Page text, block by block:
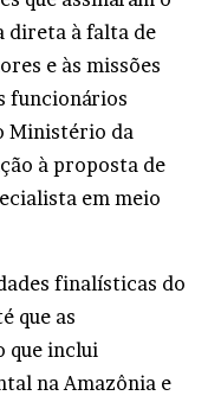
direta à falta de
e às missões
funcionários
Ministério da
à proposta de
em meio
finalísticas do
que as
que inclui
na Amazônia e